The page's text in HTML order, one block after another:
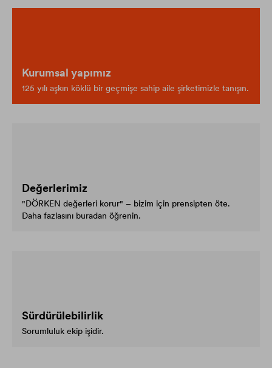
Kurumsal yapımız
125 yılı aşkın köklü bir geçmişe sahip aile şirketimizle tanışın.
Değerlerimiz
"DÖRKEN değerleri korur" – bizim için prensipten öte.
Daha fazlasını buradan öğrenin.
Sürdürülebilirlik
Sorumluluk ekip işidir.